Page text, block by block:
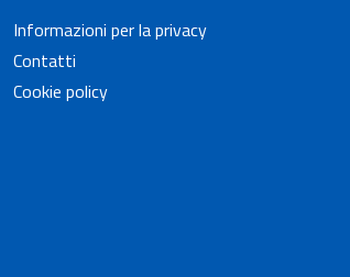
Informazioni per la privacy
Contatti
Cookie policy